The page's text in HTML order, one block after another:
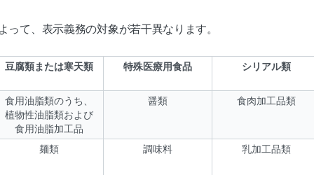
って、表示義務の対象が若干異なります。
豆腐類または寒天類 特殊医療用食品 シリアル類
食用油脂類のうち、
植物性油脂類および
食用油脂加工品
醤類 食肉加工品類
麺類 調味料 乳加工品類